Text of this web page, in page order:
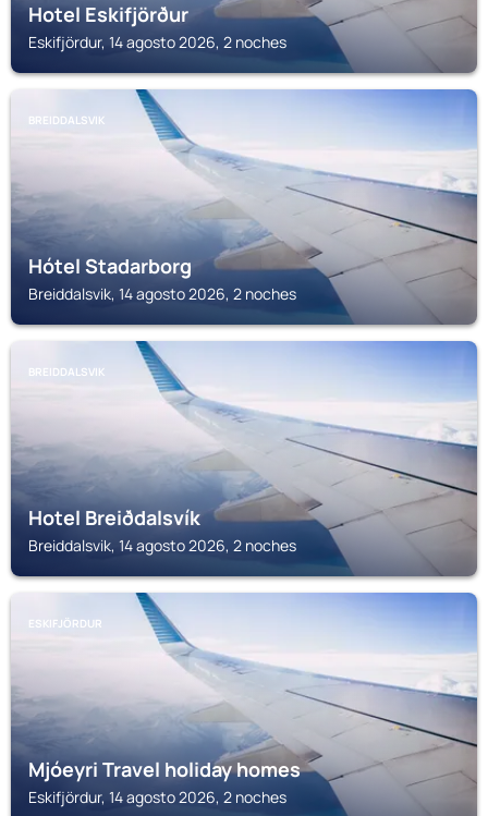
Hotel Eskifjörður
Eskifjördur, 14 agosto 2026, 2 noches
BREIDDALSVIK
Hótel Stadarborg
Breiddalsvik, 14 agosto 2026, 2 noches
BREIDDALSVIK
Hotel Breiðdalsvík
Breiddalsvik, 14 agosto 2026, 2 noches
ESKIFJÖRDUR
Mjóeyri Travel holiday homes
Eskifjördur, 14 agosto 2026, 2 noches